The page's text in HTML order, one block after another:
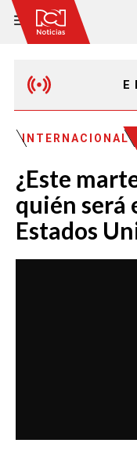
INTERNACIONAL
¿Este
quién será
Estados